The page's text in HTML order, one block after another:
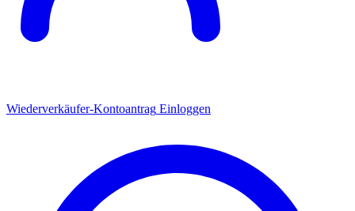
Wiederverkäufer-Kontoantrag Einloggen